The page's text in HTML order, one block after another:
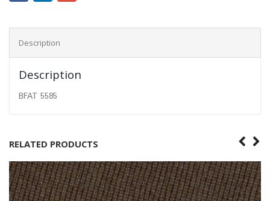
Description
Description
BFAT 5585
RELATED PRODUCTS